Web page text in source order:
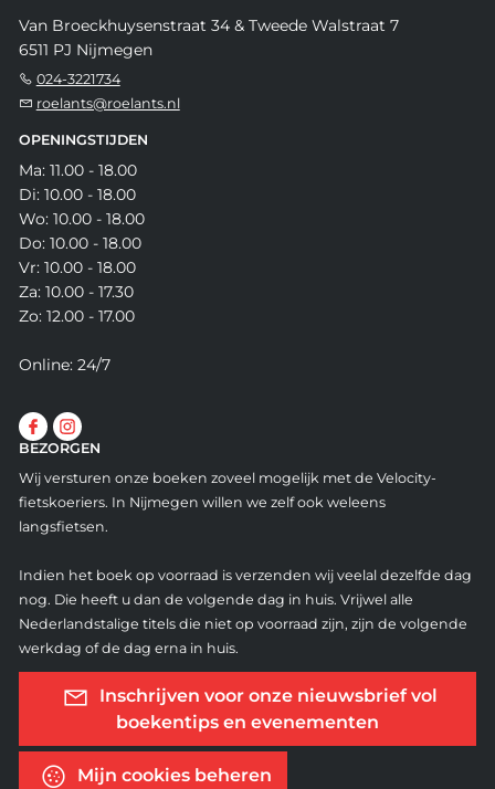
Van Broeckhuysenstraat 34 & Tweede Walstraat 7
6511 PJ Nijmegen
024-3221734
roelants@roelants.nl
OPENINGSTIJDEN
Ma: 11.00 - 18.00
Di: 10.00 - 18.00
Wo: 10.00 - 18.00
Do: 10.00 - 18.00
Vr: 10.00 - 18.00
Za: 10.00 - 17.30
Zo: 12.00 - 17.00
Online: 24/7
BEZORGEN
Wij versturen onze boeken zoveel mogelijk met de Velocity-
fietskoeriers. In Nijmegen willen we zelf ook weleens
langsfietsen.
Indien het boek op voorraad is verzenden wij veelal dezelfde dag
nog. Die heeft u dan de volgende dag in huis. Vrijwel alle
Nederlandstalige titels die niet op voorraad zijn, zijn de volgende
werkdag of de dag erna in huis.
Inschrijven voor onze nieuwsbrief vol
boekentips en evenementen
Mijn cookies beheren